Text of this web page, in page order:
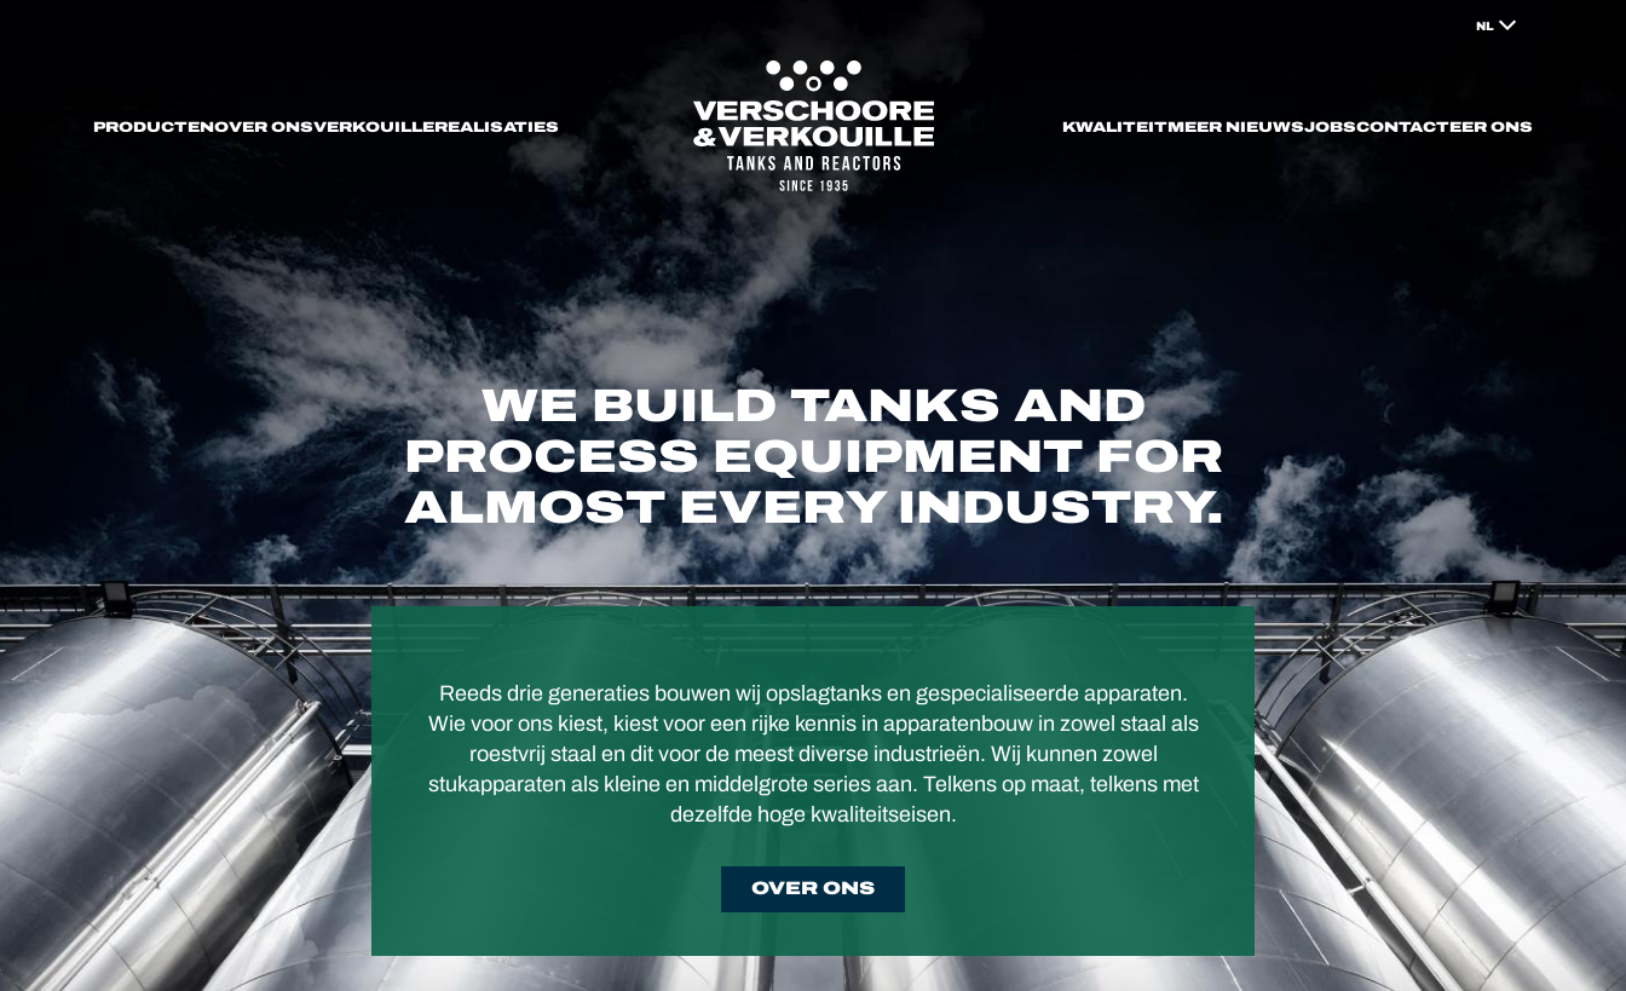
PRODUCTENOVER ONSVERKOUILLEREALISATIES KWALITEITMEER NIEUWSJOBSCONTACTEER ONS
NL
WE BUILD TANKS AND
PROCESS EQUIPMENT FOR
ALMOST EVERY INDUSTRY.
Reeds drie generaties bouwen wij opslagtanks en gespecialiseerde apparaten.
Wie voor ons kiest, kiest voor een rijke kennis in apparatenbouw in zowel staal als
roestvrij staal en dit voor de meest diverse industrieën. Wij kunnen zowel
stukapparaten als kleine en middelgrote series aan. Telkens op maat, telkens met
dezelfde hoge kwaliteitseisen.
OVER ONS